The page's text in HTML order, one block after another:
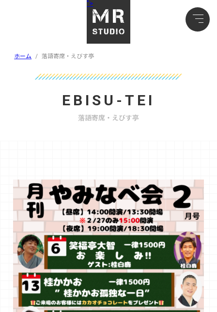
">
ホーム / 落語寄席・えびす亭
EBISU-TEI
落語寄席・えびす亭